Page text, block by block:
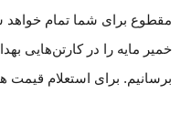
مقطوع برای شما تمام خواهد
خمیر مایه را در کارتن‌هایی
برسانیم. برای استعلام قیمت